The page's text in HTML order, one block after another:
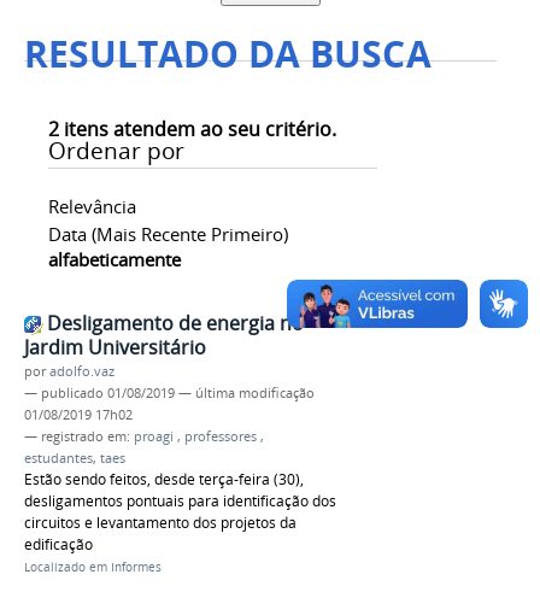
RESULTADO DA BUSCA
2 itens atendem ao seu critério.
Ordenar por
Relevância
Data (mais Recente Primeiro)
alfabeticamente
Desligamento de energia no
Jardim Universitário
poradolfo.vaz
— publicado 01/08/2019 — última modificação
01/08/2019 17h02
— registrado em: proagi , professores ,
estudantes, taes
Estão sendo feitos, desde terça-feira (30),
desligamentos pontuais para identificação dos
circuitos e levantamento dos projetos da
edificação
Localizado em Informes